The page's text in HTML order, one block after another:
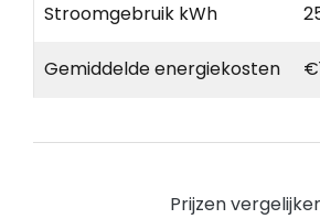
Stroomgebruik kWh
Gemiddelde energiekosten
Prijzen